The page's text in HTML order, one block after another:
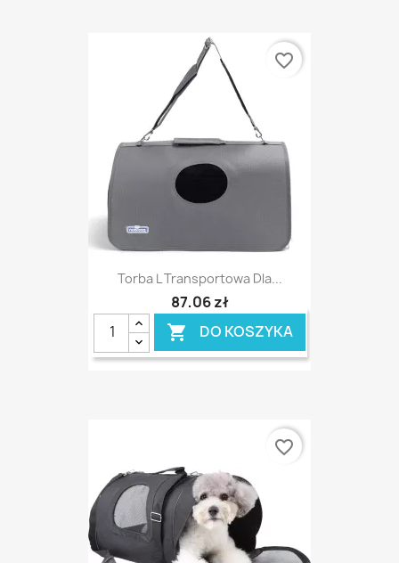
Torba L Transportowa Dla...
87,06 zł
 DO KOSZYKA
favorite_border
favorite_border